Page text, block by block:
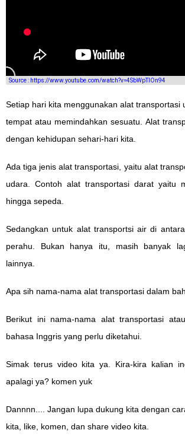
Source : https://www.youtube.com/watch?v=4SbWpTIOn94
Setiap hari kita menggunakan alat transportasi
tempat atau memindahkan sesuatu. Alat
dengan kehidupan sehari-hari kita.
Ada tiga jenis alat transportasi, yaitu alat
udara. Contoh alat transportasi darat yaitu
hingga sepeda.
Sedangkan untuk alat transportsi air di
perahu. Bukan hanya itu, masih banyak
lainnya.
Apa sih nama-nama alat transportasi dalam
Berikut ini nama-nama alat transportasi
bahasa Inggris yang perlu diketahui.
Simak terus video kita ya. Kira-kira kalian
apalagi ya? komen yuk
Dannnn.... Jangan lupa dukung kita dengan
kita, like, komen, dan share video kita.